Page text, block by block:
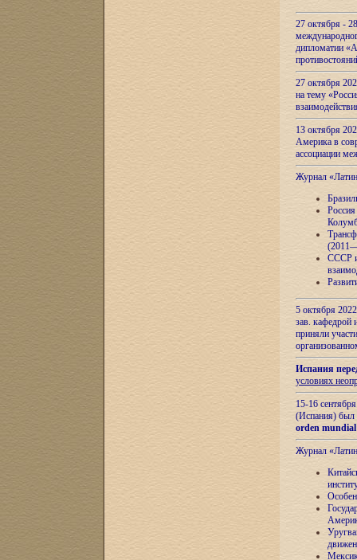
27 октября -
дипломатии
27 октября
на тему
13 октября
Америка в
ассоциации
Журнал
СССР и
5 октября
зав.
приняли
Испания
условиях
15-16
(Испания) был
orden
Журнал